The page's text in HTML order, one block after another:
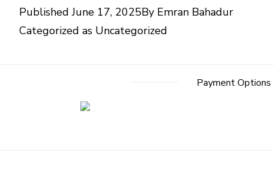
PublishedJune 17, 2025By Emran Bahadur
Categorized as Uncategorized
Payment Options